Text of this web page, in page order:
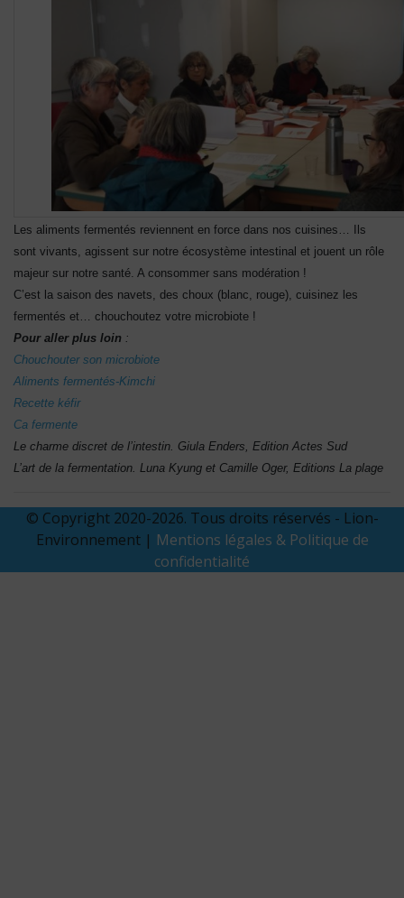
Les aliments fermentés reviennent en force dans nos cuisines… Ils
sont vivants, agissent sur notre écosystème intestinal et jouent un rôle
majeur sur notre santé. A consommer sans modération !
C’est la saison des navets, des choux (blanc, rouge), cuisinez les
fermentés et… chouchoutez votre microbiote !
Pour aller plus loin :
Chouchouter son microbiote
Aliments fermentés-Kimchi
Recette kéfir
Ca fermente
Le charme discret de l’intestin. Giula Enders, Edition Actes Sud
L’art de la fermentation. Luna Kyung et Camille Oger, Editions La plage
© Copyright 2020-2026. Tous droits réservés - Lion-
Environnement | Mentions légales & Politique de
confidentialité